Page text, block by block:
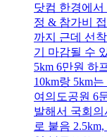
닷컴 한경에
정 & 참가비
까지 근데 선
기 마감될 수
5km 6만원 하
10km랑 5km
여의도공원 6
발해서 국회
로 붙음